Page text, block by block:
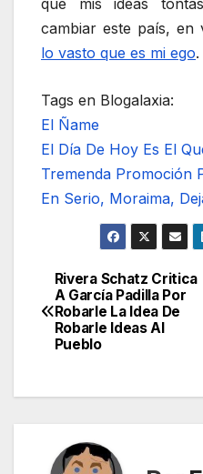
cambiar este país, en
lo vasto que es mi ego.
Tags en Blogalaxia:
El Ñame
El Día De Hoy Es El
Tremenda Promoción
En Serio, Moraima,
Navegación
de
Rivera Schatz Critica
A García Padilla Por
Robarle La Idea De
Robarle Ideas Al
Pueblo